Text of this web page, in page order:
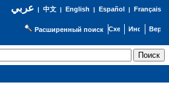
عربي| 中文| English | Español | Français
Расширенный поиск